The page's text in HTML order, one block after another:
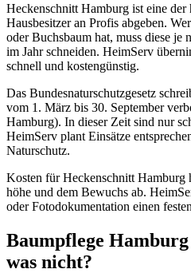
Heckenschnitt Hamburg ist eine der
Hausbesitzer an Profis abgeben.
oder Buchsbaum hat, muss diese je
im Jahr schneiden. HeimServ
schnell und kostengünstig.
Das Bundesnaturschutzgesetz
vom 1. März bis 30. September
Hamburg). In dieser Zeit sind nur
HeimServ plant Einsätze
Naturschutz.
Kosten für Heckenschnitt Hamburg
höhe und dem Bewuchs ab.
oder Fotodokumentation einen
Baumpflege
was nicht?